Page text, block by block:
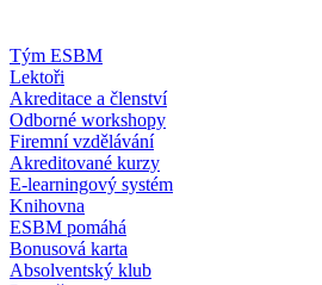
Tým ESBM
Lektoři
Akreditace a členství
Odborné workshopy
Firemní vzdělávání
Akreditované kurzy
E-learningový systém
Knihovna
ESBM pomáhá
Bonusová karta
Absolventský klub